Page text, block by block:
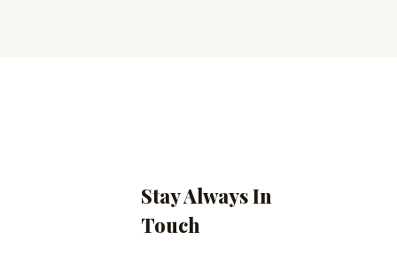
Stay Always In
Touch